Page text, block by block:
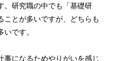
。研究職の中でも「基礎研
ことが多いですが、どちらも
です。
事になるためやりがいを感じ